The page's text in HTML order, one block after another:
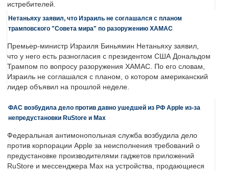
истребителей.
Нетаньяху заявил, что Израиль не соглашался с планом
трамповского "Совета мира" по разоружению ХАМАС
Премьер-министр Израиля Биньямин Нетаньяху заявил,
что у него есть разногласия с президентом США Дональдом
Трампом по вопросу разоружения ХАМАС. По его словам,
Израиль не соглашался с планом, о котором американский
лидер объявил на прошлой неделе.
ФАС возбудила дело против давно ушедшей из РФ Apple из-за
непредустановки RuStore и Max
Федеральная антимонопольная служба возбудила дело
против корпорации Apple за неисполнения требований о
предустановке производителями гаджетов приложений
RuStore и мессенджера Max на устройства, продающиеся